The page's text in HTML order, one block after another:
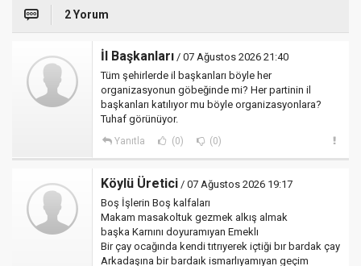
2 Yorum
İl Başkanları / 07 Ağustos 2026 21:40
Tüm şehirlerde il başkanları böyle her
organizasyonun göbeğinde mi? Her partinin il
başkanları katılıyor mu böyle organizasyonlara?
Tuhaf görünüyor.
Yanıtla (0) (0)
Köylü Üretici / 07 Ağustos 2026 19:17
Boş İşlerin Boş kalfaları
Makam masakoltuk gezmek alkış almak
başka Karnını doyuramıyan Emeklı
Bir çay ocağında kendi tıtrıyerek içtiği bır bardak çay
Arkadaşına bir bardaık ismarlıyamıyan geçim